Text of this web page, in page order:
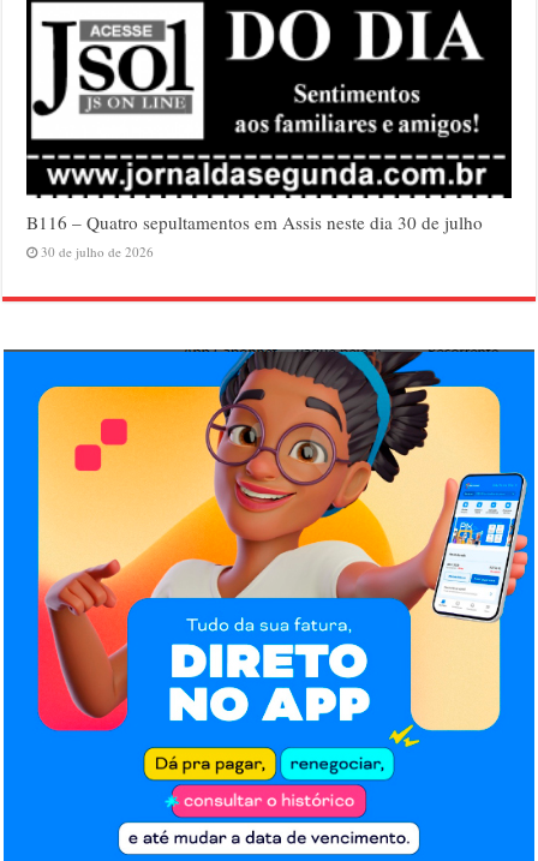
B116 – Quatro sepultamentos em Assis neste dia 30 de julho
30 de julho de 2026